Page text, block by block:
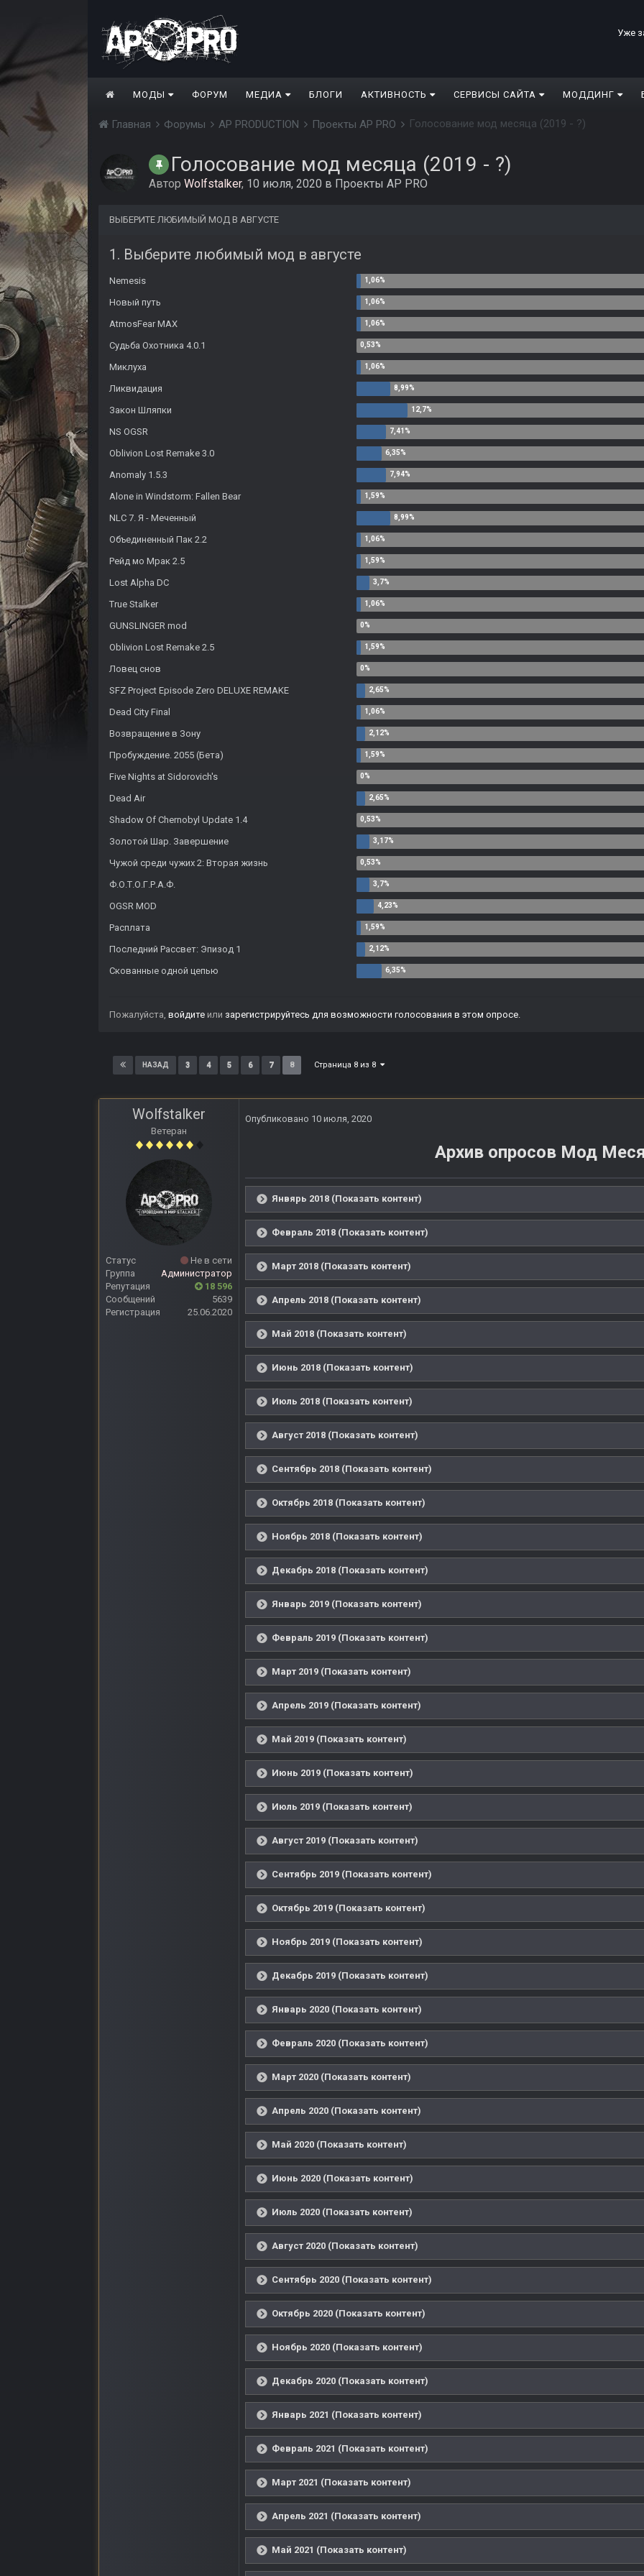
Уже
МОДЫ ФОРУМ МЕДИА БЛОГИ АКТИВНОСТЬ СЕРВИСЫ САЙТА МОДДИНГ
Главная Форумы AP PRODUCTION Проекты AP PRO Голосование мод месяца (2019 - ?)
Голосование мод месяца (2019 - ?)
Автор Wolfstalker, 10 июля, 2020 в Проекты AP PRO
ВЫБЕРИТЕ ЛЮБИМЫЙ МОД В АВГУСТЕ
1. Выберите любимый мод в августе
Nemesis
Новый путь
AtmosFear MAX
Судьба Охотника 4.0.1
Миклуха
Ликвидация
Закон Шляпки
NS OGSR
Oblivion Lost Remake 3.0
Anomaly 1.5.3
Alone in Windstorm: Fallen Bear
NLC 7. Я - Меченный
Объединенный Пак 2.2
Рейд мо Мрак 2.5
Lost Alpha DC
True Stalker
GUNSLINGER mod
Oblivion Lost Remake 2.5
Ловец снов
SFZ Project Episode Zero DELUXE REMAKE
Dead City Final
Возвращение в Зону
Пробуждение. 2055 (Бета)
Five Nights at Sidorovich's
Dead Air
Shadow Of Chernobyl Update 1.4
Золотой Шар. Завершение
Чужой среди чужих 2: Вторая жизнь
Ф.О.Т.О.Г.Р.А.Ф.
OGSR MOD
Расплата
Последний Рассвет: Эпизод 1
Скованные одной цепью
Пожалуйста, войдите или зарегистрируйтесь для возможности голосования в этом опросе.
НАЗАД 3 4 5 6 7 8 Страница 8 из 8
Wolfstalker
Ветеран
Статус
Не в сети
Группа
Администратор
Репутация
18 596
Сообщений
5639
Регистрация
25.06.2020
Опубликовано 10 июля, 2020
Архив опросов Мод
Янвярь 2018 (Показать контент)
Февраль 2018 (Показать контент)
Март 2018 (Показать контент)
Апрель 2018 (Показать контент)
Май 2018 (Показать контент)
Июнь 2018 (Показать контент)
Июль 2018 (Показать контент)
Август 2018 (Показать контент)
Сентябрь 2018 (Показать контент)
Октябрь 2018 (Показать контент)
Ноябрь 2018 (Показать контент)
Декабрь 2018 (Показать контент)
Январь 2019 (Показать контент)
Февраль 2019 (Показать контент)
Март 2019 (Показать контент)
Апрель 2019 (Показать контент)
Май 2019 (Показать контент)
Июнь 2019 (Показать контент)
Июль 2019 (Показать контент)
Август 2019 (Показать контент)
Сентябрь 2019 (Показать контент)
Октябрь 2019 (Показать контент)
Ноябрь 2019 (Показать контент)
Декабрь 2019 (Показать контент)
Январь 2020 (Показать контент)
Февраль 2020 (Показать контент)
Март 2020 (Показать контент)
Апрель 2020 (Показать контент)
Май 2020 (Показать контент)
Июнь 2020 (Показать контент)
Июль 2020 (Показать контент)
Август 2020 (Показать контент)
Сентябрь 2020 (Показать контент)
Октябрь 2020 (Показать контент)
Ноябрь 2020 (Показать контент)
Декабрь 2020 (Показать контент)
Январь 2021 (Показать контент)
Февраль 2021 (Показать контент)
Март 2021 (Показать контент)
Апрель 2021 (Показать контент)
Май 2021 (Показать контент)